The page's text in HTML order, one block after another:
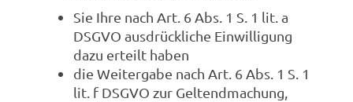
Sie Ihre nach Art. 6 Abs. 1 S. 1 lit. a
DSGVO ausdrückliche Einwilligung
dazu erteilt haben
die Weitergabe nach Art. 6 Abs. 1 S. 1
lit. f DSGVO zur Geltendmachung,